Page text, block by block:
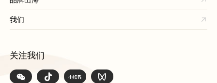
我们
关注我们